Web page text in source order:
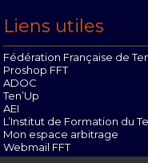
Liens utiles
Fédération Française de
Proshop FFT
ADOC
Ten’Up
AEI
L’Institut de Formation du
Mon espace arbitrage
Webmail FFT